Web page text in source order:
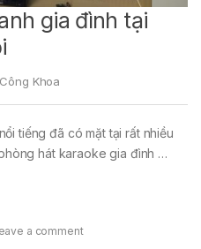
gia đình tại
Khoa
tiếng đã có mặt tại rất nhiều
hát karaoke gia đình …
a comment